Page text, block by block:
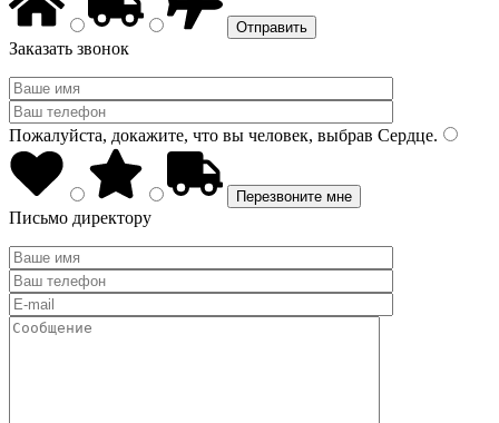
Заказать звонок
Пожалуйста, докажите, что вы человек, выбрав Сердце.
Письмо директору